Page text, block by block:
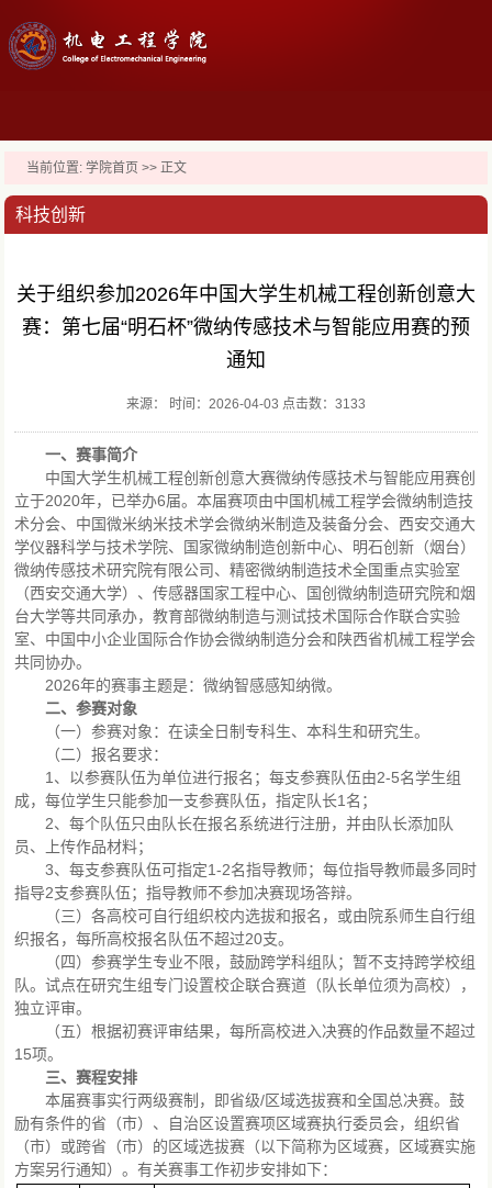
当前位置:学院首页 >> 正文
科技创新
关于组织参加2026年中国大学生机械工程创新创意大
赛：第七届“明石杯”微纳传感技术与智能应用赛的预
通知
来源： 时间：2026-04-03 点击数： 3133
一、赛事简介
中国大学生机械工程创新创意大赛微纳传感技术与智能应用赛创
立于2020年，已举办6届。本届赛项由中国机械工程学会微纳制造技
术分会、中国微米纳米技术学会微纳米制造及装备分会、西安交通大
学仪器科学与技术学院、国家微纳制造创新中心、明石创新（烟台）
微纳传感技术研究院有限公司、精密微纳制造技术全国重点实验室
（西安交通大学）、传感器国家工程中心、国创微纳制造研究院和烟
台大学等共同承办，教育部微纳制造与测试技术国际合作联合实验
室、中国中小企业国际合作协会微纳制造分会和陕西省机械工程学会
共同协办。
2026年的赛事主题是：微纳智感感知纳微。
二、参赛对象
（一）参赛对象：在读全日制专科生、本科生和研究生。
（二）报名要求：
1、以参赛队伍为单位进行报名；每支参赛队伍由2-5名学生组
成，每位学生只能参加一支参赛队伍，指定队长1名；
2、每个队伍只由队长在报名系统进行注册，并由队长添加队
员、上传作品材料；
3、每支参赛队伍可指定1-2名指导教师；每位指导教师最多同时
指导2支参赛队伍；指导教师不参加决赛现场答辩。
（三）各高校可自行组织校内选拔和报名，或由院系师生自行组
织报名，每所高校报名队伍不超过20支。
（四）参赛学生专业不限，鼓励跨学科组队；暂不支持跨学校组
队。试点在研究生组专门设置校企联合赛道（队长单位须为高校），
独立评审。
（五）根据初赛评审结果，每所高校进入决赛的作品数量不超过
15项。
三、赛程安排
本届赛事实行两级赛制，即省级/区域选拔赛和全国总决赛。鼓
励有条件的省（市）、自治区设置赛项区域赛执行委员会，组织省
（市）或跨省（市）的区域选拔赛（以下简称为区域赛，区域赛实施
方案另行通知）。有关赛事工作初步安排如下：